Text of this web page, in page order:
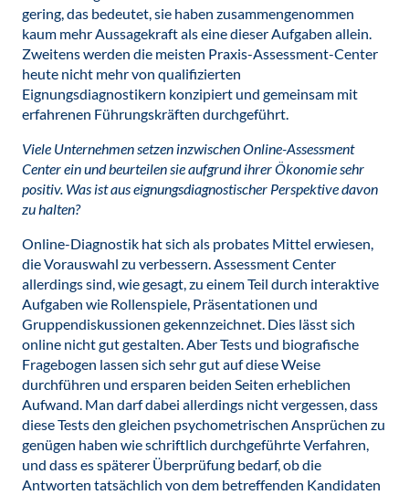
gering, das bedeutet, sie haben zusammengenommen
kaum mehr Aussagekraft als eine dieser Aufgaben allein.
Zweitens werden die meisten Praxis-Assessment-Center
heute nicht mehr von qualifizierten
Eignungsdiagnostikern konzipiert und gemeinsam mit
erfahrenen Führungskräften durchgeführt.
Viele Unternehmen setzen inzwischen Online-Assessment
Center ein und beurteilen sie aufgrund ihrer Ökonomie sehr
positiv. Was ist aus eignungsdiagnostischer Perspektive davon
zu halten?
Online-Diagnostik hat sich als probates Mittel erwiesen,
die Vorauswahl zu verbessern. Assessment Center
allerdings sind, wie gesagt, zu einem Teil durch interaktive
Aufgaben wie Rollenspiele, Präsentationen und
Gruppendiskussionen gekennzeichnet. Dies lässt sich
online nicht gut gestalten. Aber Tests und biografische
Fragebogen lassen sich sehr gut auf diese Weise
durchführen und ersparen beiden Seiten erheblichen
Aufwand. Man darf dabei allerdings nicht vergessen, dass
diese Tests den gleichen psychometrischen Ansprüchen zu
genügen haben wie schriftlich durchgeführte Verfahren,
und dass es späterer Überprüfung bedarf, ob die
Antworten tatsächlich von dem betreffenden Kandidaten